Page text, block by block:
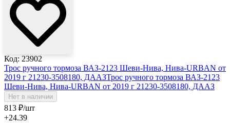
Код: 23902
Трос ручного тормоза ВАЗ-2123 Шеви-Нива, Нива-URBAN от
2019 г 21230-3508180, ДААЗТрос ручного тормоза ВАЗ-2123
Шеви-Нива, Нива-URBAN от 2019 г 21230-3508180, ДААЗ
Нет в наличии
813 ₽/шт
+24.39